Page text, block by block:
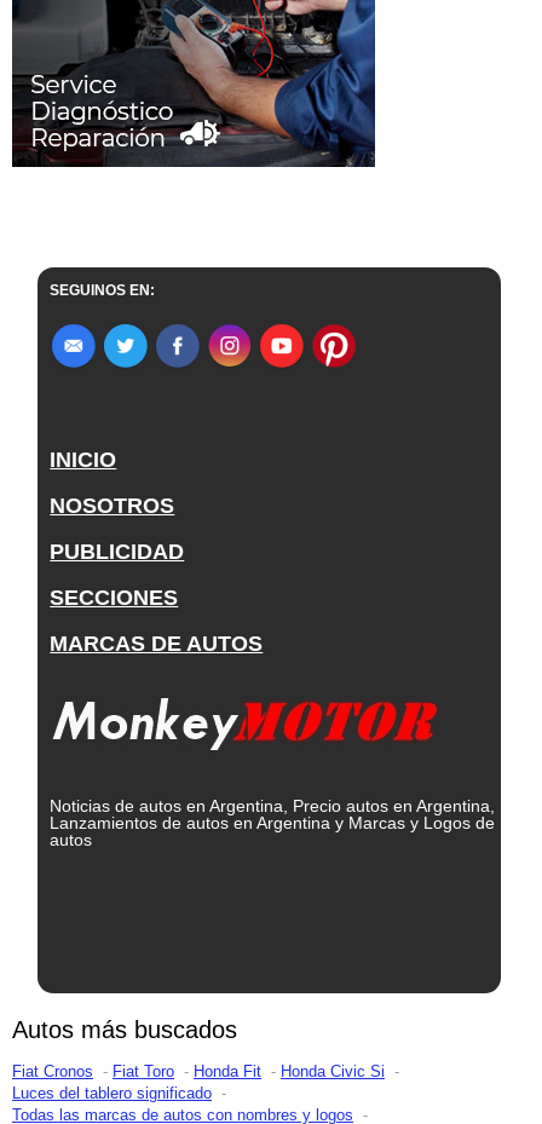
SEGUINOS EN:
INICIO
NOSOTROS
PUBLICIDAD
SECCIONES
MARCAS DE AUTOS
Noticias de autos en Argentina, Precio autos en Argentina,
Lanzamientos de autos en Argentina y Marcas y Logos de
autos
Autos más buscados
Fiat Cronos Fiat Toro Honda Fit
Honda Civic Si
Luces del tablero significado
Todas las marcas de autos con nombres y logos